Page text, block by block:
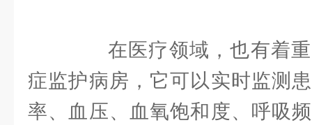
在医疗领域，也有着重
症监护病房，它可以实时监测
率、血压、血氧饱和度、呼吸